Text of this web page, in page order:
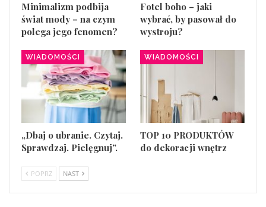
Minimalizm podbija
świat mody – na czym
polega jego fenomen?
Fotel boho – jaki
wybrać, by pasował do
wystroju?
WIADOMOŚCI
„Dbaj o ubranie. Czytaj.
Sprawdzaj. Pielęgnuj”.
WIADOMOŚCI
TOP 10 PRODUKTÓW
do dekoracji wnętrz
POPRZ NAST